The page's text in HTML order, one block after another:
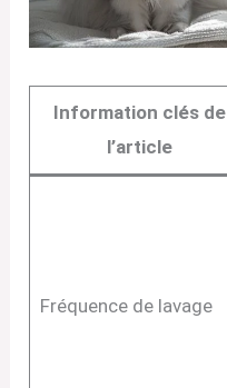
Information clés de
l’article
Fréquence de lavage